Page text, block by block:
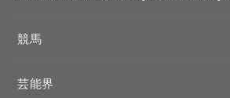
競馬
芸能界